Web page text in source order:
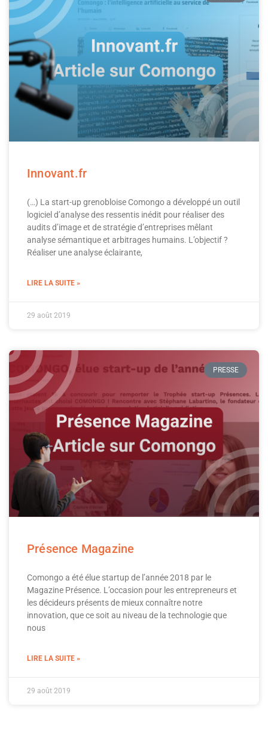
Innovant.fr
(…) La start-up grenobloise Comongo a développé un outil
logiciel d’analyse des ressentis inédit pour réaliser des
audits d’image et de stratégie d’entreprises mêlant
analyse sémantique et arbitrages humains. L’objectif ?
Réaliser une analyse éclairante,
LIRE LA SUITE »
29 août 2019
PRESSE
Présence Magazine
Comongo a été élue startup de l’année 2018 par le
Magazine Présence. L’occasion pour les entrepreneurs et
les décideurs présents de mieux connaître notre
innovation, que ce soit au niveau de la technologie que
nous
LIRE LA SUITE »
29 août 2019